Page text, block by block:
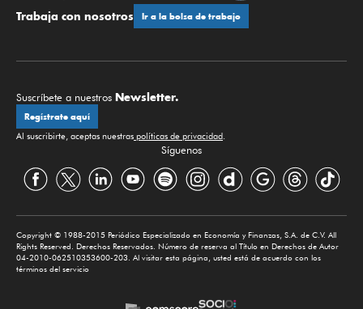
Trabaja con nosotros Ir a la bolsa de trabajo
Suscríbete a nuestros Newsletter.
Regístrate aquí
Al suscribirte, aceptas nuestras políticas de privacidad.
Síguenos
Copyright © 1988-2015 Periódico Especializado en Economía y Finanzas, S.A. de C.V. All
Rights Reserved. Derechos Reservados. Número de reserva al Título en Derechos de Autor
04-2010-062510353600-203. Al visitar esta página, usted está de acuerdo con los
términos del servicio